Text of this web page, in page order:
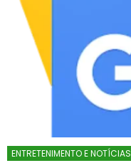
ENTRETENIMENTO E NOTÍCIAS